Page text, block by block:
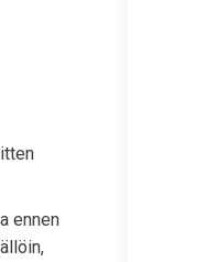
ennen